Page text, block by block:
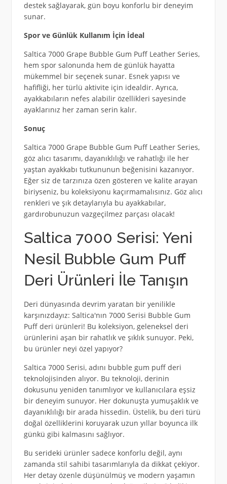
destek sağlayarak, gün boyu konforlu bir deneyim
sunar.
Spor ve Günlük Kullanım İçin İdeal
Saltica 7000 Grape Bubble Gum Puff Leather Series,
hem spor salonunda hem de günlük hayatta
mükemmel bir seçenek sunar. Esnek yapısı ve
hafifliği, her türlü aktivite için idealdir. Ayrıca,
ayakkabıların nefes alabilir özellikleri sayesinde
ayaklarınız her zaman serin kalır.
Sonuç
Saltica 7000 Grape Bubble Gum Puff Leather Series,
göz alıcı tasarımı, dayanıklılığı ve rahatlığı ile her
yaştan ayakkabı tutkununun beğenisini kazanıyor.
Eğer siz de tarzınıza özen gösteren ve kalite arayan
biriyseniz, bu koleksiyonu kaçırmamalısınız. Göz alıcı
renkleri ve şık detaylarıyla bu ayakkabılar,
gardırobunuzun vazgeçilmez parçası olacak!
Saltica 7000 Serisi: Yeni
Nesil Bubble Gum Puff
Deri Ürünleri İle Tanışın
Deri dünyasında devrim yaratan bir yenilikle
karşınızdayız: Saltica'nın 7000 Serisi Bubble Gum
Puff deri ürünleri! Bu koleksiyon, geleneksel deri
ürünlerini aşan bir rahatlık ve şıklık sunuyor. Peki,
bu ürünler neyi özel yapıyor?
Saltica 7000 Serisi, adını bubble gum puff deri
teknolojisinden alıyor. Bu teknoloji, derinin
dokusunu yeniden tanımlıyor ve kullanıcılara eşsiz
bir deneyim sunuyor. Her dokunuşta yumuşaklık ve
dayanıklılığı bir arada hissedin. Üstelik, bu deri türü
doğal özelliklerini koruyarak uzun yıllar boyunca ilk
günkü gibi kalmasını sağlıyor.
Bu serideki ürünler sadece konforlu değil, aynı
zamanda stil sahibi tasarımlarıyla da dikkat çekiyor.
Her detay özenle düşünülmüş ve modern yaşamın